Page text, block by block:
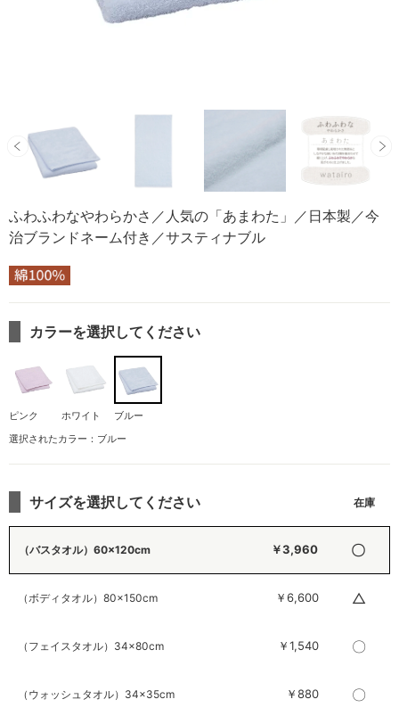
ふわふわなやわらかさ／人気の「あまわた」／日本製／今
治ブランドネーム付き／サスティナブル
カラーを選択してください
ピンク ホワイト
ブルー
選択されたカラー：ブルー
サイズを選択してください
（バスタオル）60×120cm ￥3,960 〇
（ボディタオル）80×150cm ￥6,600 △
（フェイスタオル）34×80cm ￥1,540 〇
（ウォッシュタオル）34×35cm ￥880 〇